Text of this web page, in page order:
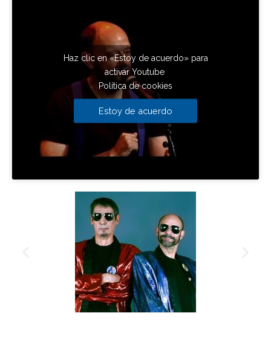
Haz clic en «Estoy de acuerdo» para
activar Youtube
Política de cookies
Estoy de acuerdo